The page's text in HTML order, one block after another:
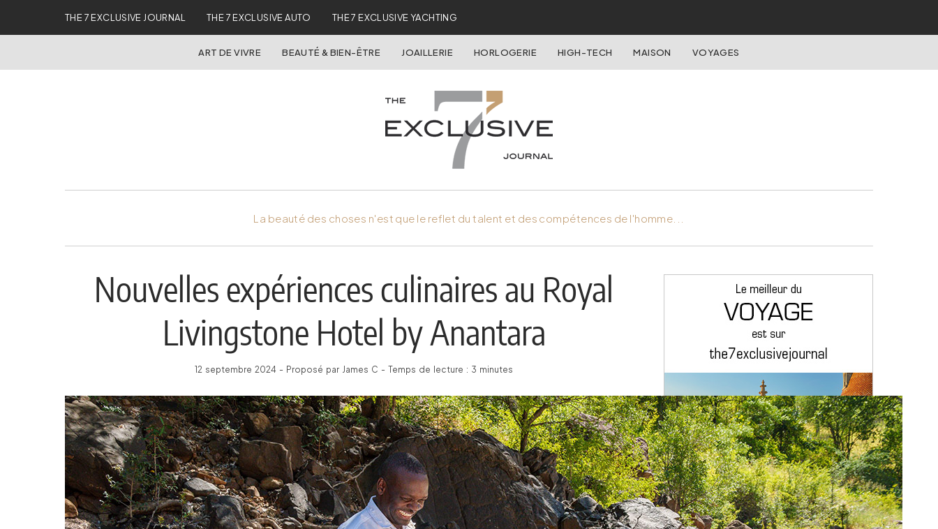
THE 7 EXCLUSIVE JOURNAL THE 7 EXCLUSIVE AUTO THE 7 EXCLUSIVE YACHTING
ART DE VIVRE BEAUTÉ & BIEN-ÊTRE JOAILLERIE HORLOGERIE HIGH-TECH MAISON VOYAGES
La beauté des choses n'est que le reflet du talent et des compétences de l'homme...
Nouvelles expériences culinaires au Royal
Livingstone Hotel by Anantara
12 septembre 2024 - Proposé par James C - Temps de lecture : 3 minutes